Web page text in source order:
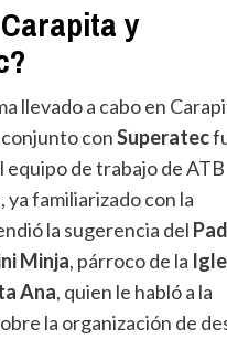
y
llevado a cabo en
conSuperatec
equipo de trabajo de ATB
familiarizado con la
la sugerencia del
Minja, párroco de la
Ana, quien le habló a la
la organización de